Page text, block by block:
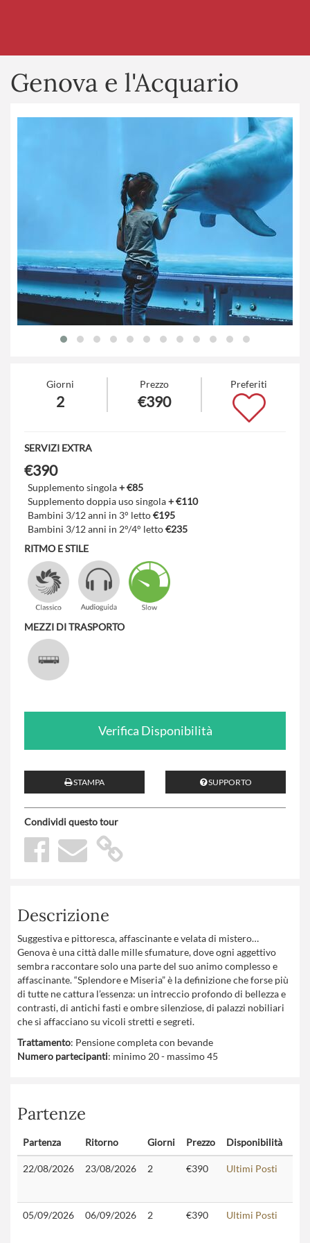
Genova e l'Acquario
Giorni
2
Prezzo
€390
Preferiti
SERVIZI EXTRA
€390
Supplemento singola+ €85
Supplemento doppia uso singola+ €110
Bambini 3/12 anni in 3° letto€195
Bambini 3/12 anni in 2°/4° letto€235
RITMO E STILE
MEZZI DI TRASPORTO
Verifica Disponibilità
STAMPA SUPPORTO
Condividi questo tour
Descrizione
Suggestiva e pittoresca, affascinante e velata di mistero…
Genova è una città dalle mille sfumature, dove ogni aggettivo
sembra raccontare solo una parte del suo animo complesso e
affascinante. “Splendore e Miseria” è la definizione che forse più
di tutte ne cattura l’essenza: un intreccio profondo di bellezza e
contrasti, di antichi fasti e ombre silenziose, di palazzi nobiliari
che si affacciano su vicoli stretti e segreti.
Trattamento: Pensione completa con bevande
Numero partecipanti: minimo 20 - massimo 45
Partenze
Partenza Ritorno Giorni Prezzo Disponibilità
22/08/2026 23/08/2026 2 €390 Ultimi Posti
05/09/2026 06/09/2026 2 €390 Ultimi Posti